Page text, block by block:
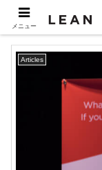
育休
Articles
メニュー